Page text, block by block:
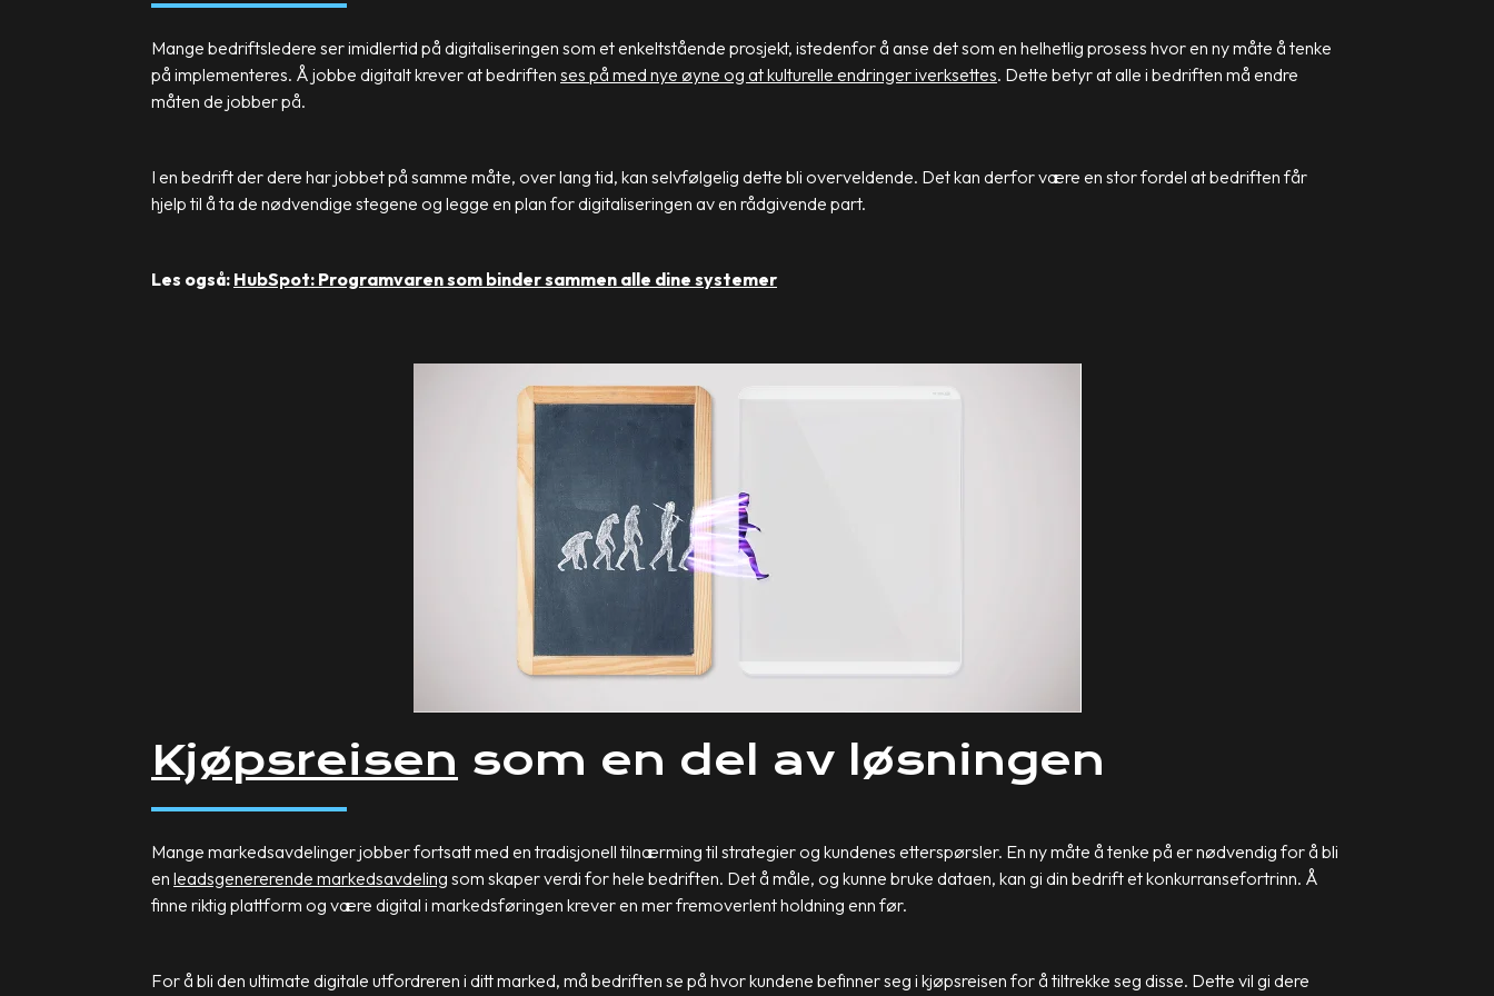
Mange bedriftsledere ser imidlertid på digitaliseringen som et enkeltstående prosjekt, istedenfor å anse det som en helhetlig prosess hvor en ny måte å tenke
på implementeres. Å jobbe digitalt krever at bedriften ses på med nye øyne og at kulturelle endringer iverksettes. Dette betyr at alle i bedriften må endre
måten de jobber på.
I en bedrift der dere har jobbet på samme måte, over lang tid, kan selvfølgelig dette bli overveldende. Det kan derfor være en stor fordel at bedriften får
hjelp til å ta de nødvendige stegene og legge en plan for digitaliseringen av en rådgivende part.
Les også: HubSpot: Programvaren som binder sammen alle dine systemer
Kjøpsreisen som en del av løsningen
Mange markedsavdelinger jobber fortsatt med en tradisjonell tilnærming til strategier og kundenes etterspørsler. En ny måte å tenke på er nødvendig for å bli
en leadsgenererende markedsavdeling som skaper verdi for hele bedriften. Det å måle, og kunne bruke dataen, kan gi din bedrift et konkurransefortrinn. Å
finne riktig plattform og være digital i markedsføringen krever en mer fremoverlent holdning enn før.
For å bli den ultimate digitale utfordreren i ditt marked, må bedriften se på hvor kundene befinner seg i kjøpsreisen for å tiltrekke seg disse. Dette vil gi dere